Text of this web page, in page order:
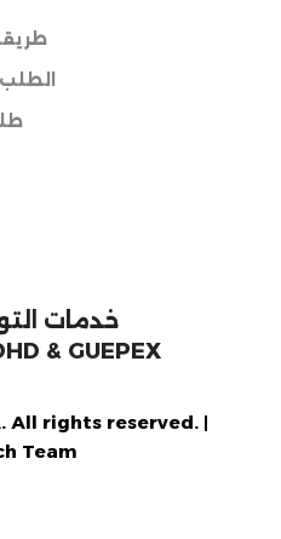
خدمات
& GUEPEX
All rights reserved. |
Team